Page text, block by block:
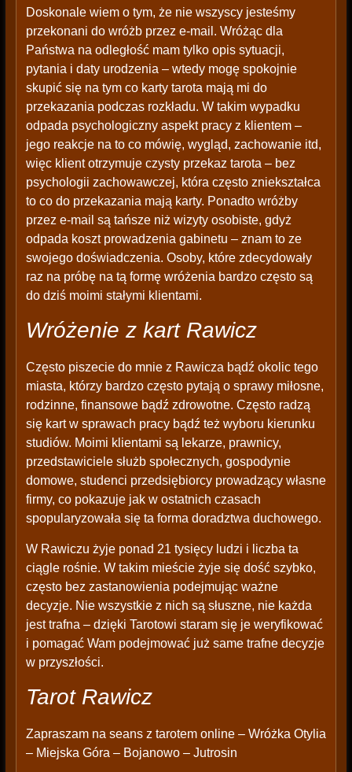
Doskonale wiem o tym, że nie wszyscy jesteśmy
przekonani do wróżb przez e-mail. Wróżąc dla
Państwa na odległość mam tylko opis sytuacji,
pytania i daty urodzenia – wtedy mogę spokojnie
skupić się na tym co karty tarota mają mi do
przekazania podczas rozkładu. W takim wypadku
odpada psychologiczny aspekt pracy z klientem –
jego reakcje na to co mówię, wygląd, zachowanie itd,
więc klient otrzymuje czysty przekaz tarota – bez
psychologii zachowawczej, która często zniekształca
to co do przekazania mają karty. Ponadto wróżby
przez e-mail są tańsze niż wizyty osobiste, gdyż
odpada koszt prowadzenia gabinetu – znam to ze
swojego doświadczenia. Osoby, które zdecydowały
raz na próbę na tą formę wróżenia bardzo często są
do dziś moimi stałymi klientami.
Wróżenie z kart Rawicz
Często piszecie do mnie z Rawicza bądź okolic tego
miasta, którzy bardzo często pytają o sprawy miłosne,
rodzinne, finansowe bądź zdrowotne. Często radzą
się kart w sprawach pracy bądź też wyboru kierunku
studiów. Moimi klientami są lekarze, prawnicy,
przedstawiciele służb społecznych, gospodynie
domowe, studenci przedsiębiorcy prowadzący własne
firmy, co pokazuje jak w ostatnich czasach
spopularyzowała się ta forma doradztwa duchowego.
W Rawiczu żyje ponad 21 tysięcy ludzi i liczba ta
ciągle rośnie. W takim mieście żyje się dość szybko,
często bez zastanowienia podejmując ważne
decyzje. Nie wszystkie z nich są słuszne, nie każda
jest trafna – dzięki Tarotowi staram się je weryfikować
i pomagać Wam podejmować już same trafne decyzje
w przyszłości.
Tarot Rawicz
Zapraszam na seans z tarotem online – Wróżka Otylia
– Miejska Góra – Bojanowo – Jutrosin